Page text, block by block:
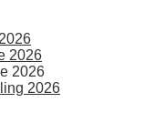
2026
2026
2026